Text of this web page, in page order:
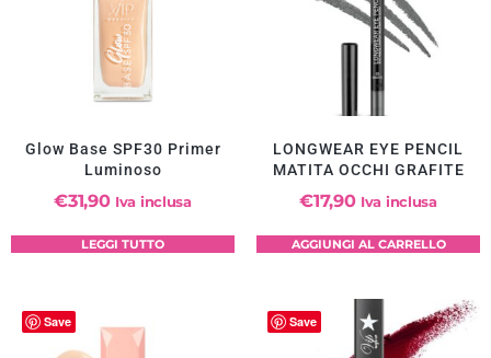
Glow Base SPF30 Primer
Luminoso
€31,90 Iva inclusa
LEGGI TUTTO
LONGWEAR EYE PENCIL
MATITA OCCHI GRAFITE
€17,90 Iva inclusa
AGGIUNGI AL CARRELLO
Save Save